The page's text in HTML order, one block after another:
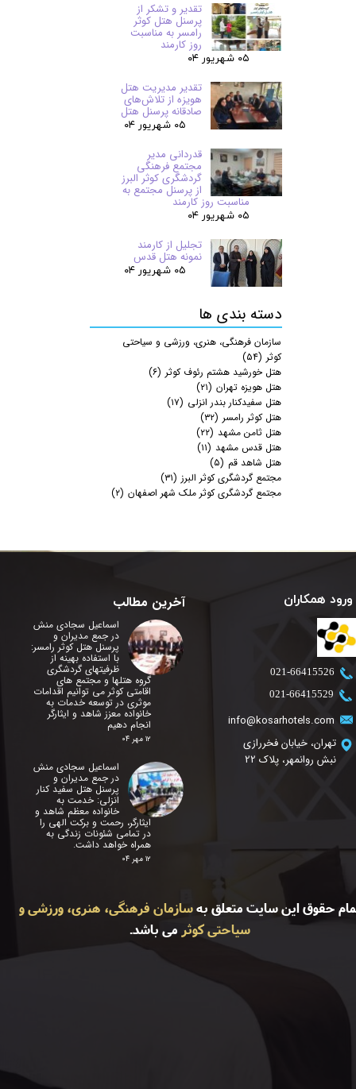
تقدیر و تشکر از
پرسنل هتل کوثر
رامسر به مناسبت
روز کارمند
۰۵ شهریور ۰۴
تقدیر مدیریت هتل
هویزه از تلاش‌های
صادقانه پرسنل هتل
۰۵ شهریور ۰۴
قدردانی مدیر
مجتمع فرهنگی
گردشگری کوثر البرز
از پرسنل مجتمع به
مناسبت روز کارمند
۰۵ شهریور ۰۴
تجلیل از کارمند
نمونه هتل قدس
۰۵ شهریور ۰۴
دسته بندی ها
سازمان فرهنگی، هنری، ورزشی و سیاحتی
کوثر (۵۴)
هتل خورشید هشتم رئوف کوثر (۶)
هتل هویزه تهران (۲۱)
هتل سفیدکنار بندر انزلی (۱۷)
هتل کوثر رامسر (۳۲)
هتل ثامن مشهد (۲۲)
هتل قدس مشهد (۱۱)
هتل شاهد قم (۵)
مجتمع گردشگری کوثر البرز (۳۱)
مجتمع گردشگری کوثر ملک شهر اصفهان (۲)
info@kosarhotels.com
تهران، خیابان فخررازی
نبش روانمهر، پلاک 22
​021-66415526
​021-66415529
آخرین مطالب
حقوق این سایت متعلق بهسازمان فرهنگی، هنری، ورزشی و
سیاحتی کوثر می باشد.
اسماعیل سجادی منش
در جمع مدیران و
پرسنل هتل کوثر رامسر:
با استفاده بهینه از
ظرفیتهای گردشگری
گروه هتلها و مجتمع های
اقامتی کوثر می توانیم اقدامات
موثری در توسعه خدمات به
خانواده معزز شاهد و ایثارگر
انجام دهیم
۱۲ مهر ۰۴
اسماعیل سجادی منش
در جمع مدیران و
پرسنل هتل سفید کنار
انزلی: خدمت به
خانواده معظم شاهد و
ایثارگر، رحمت و برکت الهی را
در تمامی شئونات زندگی به
همراه خواهد داشت.
۱۲ مهر ۰۴
ورود همکاران